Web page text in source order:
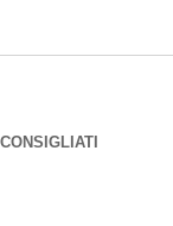
CONSIGLIATI